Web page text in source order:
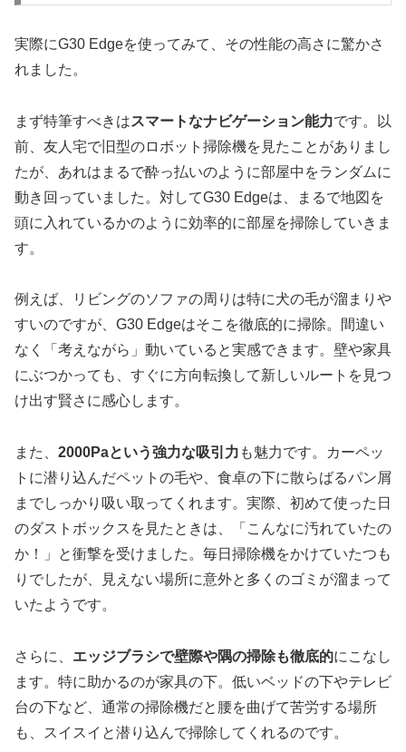
実際にG30 Edgeを使ってみて、その性能の高さに驚かさ
れました。
まず特筆すべきはスマートなナビゲーション能力です。以
前、友人宅で旧型のロボット掃除機を見たことがありまし
たが、あれはまるで酔っ払いのように部屋中をランダムに
動き回っていました。対してG30 Edgeは、まるで地図を
頭に入れているかのように効率的に部屋を掃除していきま
す。
例えば、リビングのソファの周りは特に犬の毛が溜まりや
すいのですが、G30 Edgeはそこを徹底的に掃除。間違い
なく「考えながら」動いていると実感できます。壁や家具
にぶつかっても、すぐに方向転換して新しいルートを見つ
け出す賢さに感心します。
また、 2000Paという強力な吸引力 も魅力です。カーペッ
トに潜り込んだペットの毛や、食卓の下に散らばるパン屑
までしっかり吸い取ってくれます。実際、初めて使った日
のダストボックスを見たときは、「こんなに汚れていたの
か！」と衝撃を受けました。毎日掃除機をかけていたつも
りでしたが、見えない場所に意外と多くのゴミが溜まって
いたようです。
さらに、 エッジブラシで壁際や隅の掃除も徹底的にこなし
ます。特に助かるのが家具の下。低いベッドの下やテレビ
台の下など、通常の掃除機だと腰を曲げて苦労する場所
も、スイスイと潜り込んで掃除してくれるのです。